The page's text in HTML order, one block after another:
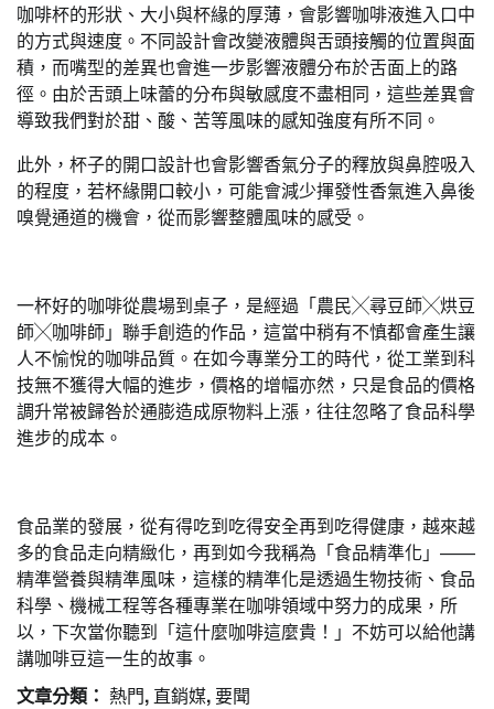
咖啡杯的形狀、大小與杯緣的厚薄，會影響咖啡液進入口中
的方式與速度。不同設計會改變液體與舌頭接觸的位置與面
積，而嘴型的差異也會進一步影響液體分布於舌面上的路
徑。由於舌頭上味蕾的分布與敏感度不盡相同，這些差異會
導致我們對於甜、酸、苦等風味的感知強度有所不同。
此外，杯子的開口設計也會影響香氣分子的釋放與鼻腔吸入
的程度，若杯緣開口較小，可能會減少揮發性香氣進入鼻後
嗅覺通道的機會，從而影響整體風味的感受。
一杯好的咖啡從農場到桌子，是經過「農民╳尋豆師╳烘豆
師╳咖啡師」聯手創造的作品，這當中稍有不慎都會產生讓
人不愉悅的咖啡品質。在如今專業分工的時代，從工業到科
技無不獲得大幅的進步，價格的增幅亦然，只是食品的價格
調升常被歸咎於通膨造成原物料上漲，往往忽略了食品科學
進步的成本。
食品業的發展，從有得吃到吃得安全再到吃得健康，越來越
多的食品走向精緻化，再到如今我稱為「食品精準化」——
精準營養與精準風味，這樣的精準化是透過生物技術、食品
科學、機械工程等各種專業在咖啡領域中努力的成果，所
以，下次當你聽到「這什麼咖啡這麼貴！」不妨可以給他講
講咖啡豆這一生的故事。
文章分類： 熱門, 直銷媒,要聞